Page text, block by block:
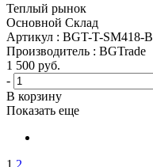
Теплый рынок
Основной Склад
Артикул : BGT-T-SM418-B
Производитель : BGTrade
1 500 руб.
-
В корзину
Показать еще
1 2